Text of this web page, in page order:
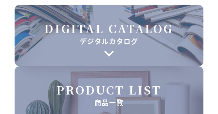
DIGITAL CATALOG
デジタルカタログ
PRODUCT LIST
商品一覧